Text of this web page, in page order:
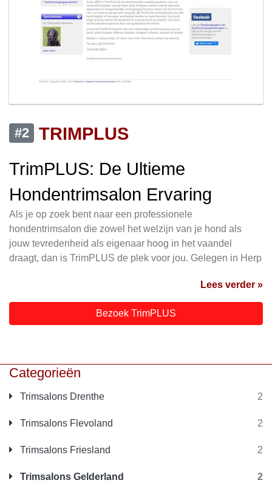
Categorieën
Trimsalons Drenthe 2
Trimsalons Flevoland 2
Trimsalons Friesland 2
Trimsalons Gelderland 2
#2
TRIMPLUS
TrimPLUS: De Ultieme
Hondentrimsalon Ervaring
Als je op zoek bent naar een professionele
hondentrimsalon die zowel het welzijn van je hond als
jouw tevredenheid als eigenaar hoog in het vaandel
draagt, dan is TrimPLUS de plek voor jou. Gelegen in Herp
Lees verder »
Bezoek TrimPLUS